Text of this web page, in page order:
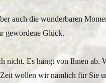
auch die wunderbaren
gewordene Glück.
nicht. Es hängt von Ihnen ab.
wollen wir nämlich für Sie